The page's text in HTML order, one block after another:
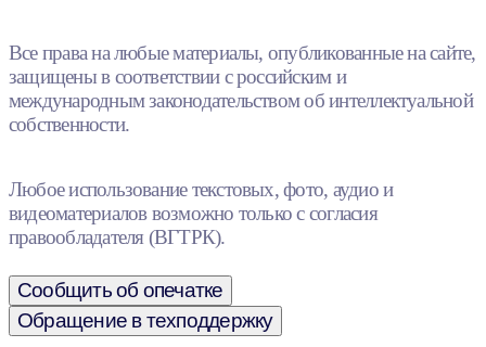
Все права на любые материалы, опубликованные на сайте,
защищены в соответствии с российским и
международным законодательством об интеллектуальной
собственности.
Любое использование текстовых, фото, аудио и
видеоматериалов возможно только с согласия
правообладателя (ВГТРК).
Сообщить об опечатке
Обращение в техподдержку